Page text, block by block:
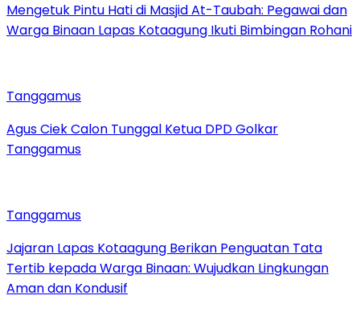
Mengetuk Pintu Hati di Masjid At-Taubah: Pegawai dan
Warga Binaan Lapas Kotaagung Ikuti Bimbingan Rohani
Tanggamus
Agus Ciek Calon Tunggal Ketua DPD Golkar
Tanggamus
Tanggamus
Jajaran Lapas Kotaagung Berikan Penguatan Tata
Tertib kepada Warga Binaan: Wujudkan Lingkungan
Aman dan Kondusif